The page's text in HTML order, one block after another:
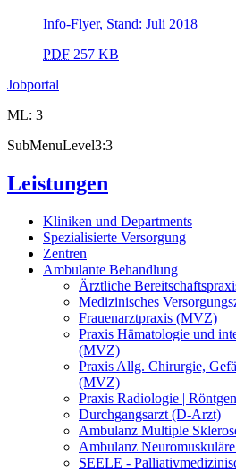
Info-Flyer, Stand: Juli 2018
PDF 257 KB
Jobportal
ML: 3
SubMenuLevel3:3
Leistungen
Kliniken und Departments
Spezialisierte Versorgung
Zentren
Ambulante Behandlung
Ärztliche
Medizinisches
Frauenarztpraxis (MVZ)
Praxis Hämatologie und
(MVZ)
Praxis Allg. Chirurgie,
(MVZ)
Praxis Radiologie |
Durchgangsarzt (D-Arzt)
Ambulanz Multiple
Ambulanz
SEELE -